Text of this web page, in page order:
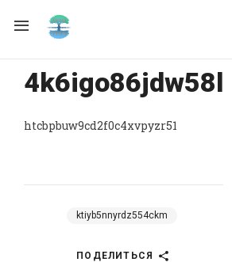
4k6igo86jdw58l
htcbpbuw9cd2f0c4xvpyzr51
ktiyb5nnyrdz554ckm
ПОДЕЛИТЬСЯ